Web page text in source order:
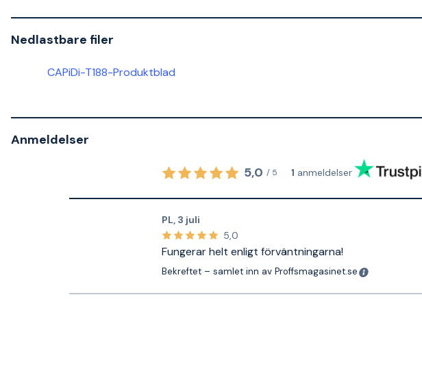
Nedlastbare filer
CAPiDi-T188-Produktblad
Anmeldelser
5,0 / 5 1 anmeldelser
PL, 3 juli
5,0
Fungerar helt enligt förväntningarna!
Bekreftet – samlet inn av Proffsmagasinet.se